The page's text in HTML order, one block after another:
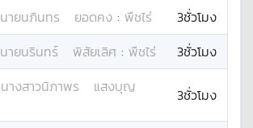
นายนภินทร ยอดคง : พืชไร่
3ชั่วโมง
นายนรินทร์ พิสัยเลิศ : พืชไร่
3ชั่วโมง
นางสาวนิภาพร
แสงบุญ
3ชั่วโมง